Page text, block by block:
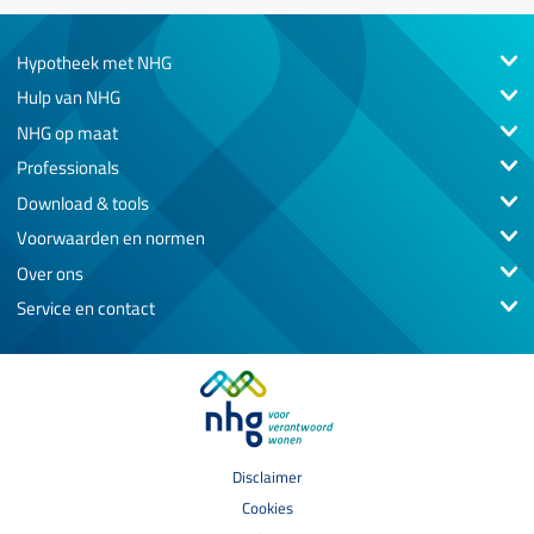
Hypotheek met NHG
Hulp van NHG
NHG op maat
Professionals
Download & tools
Voorwaarden en normen
Over ons
Service en contact
Disclaimer
Cookies